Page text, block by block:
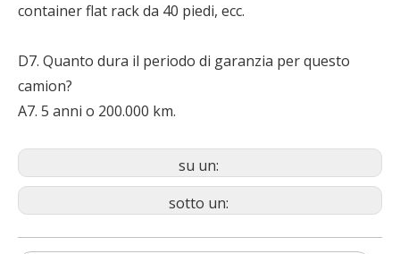
container flat rack da 40 piedi, ecc.
D7. Quanto dura il periodo di garanzia per questo
camion?
A7. 5 anni o 200.000 km.
su un:
sotto un: